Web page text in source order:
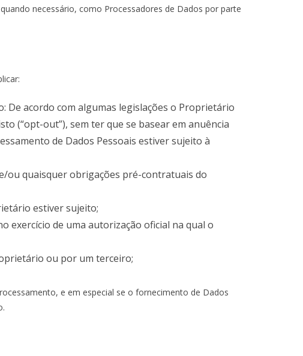
necessário, como Processadores de Dados por parte
De acordo com algumas legislações o Proprietário
(“opt-out”), sem ter que se basear em anuência
de Dados Pessoais estiver sujeito à
ou quaisquer obrigações pré-contratuais do
estiver sujeito;
exercício de uma autorização oficial na qual o
ou por um terceiro;
e em especial se o fornecimento de Dados